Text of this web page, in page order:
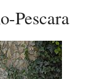
Pescara